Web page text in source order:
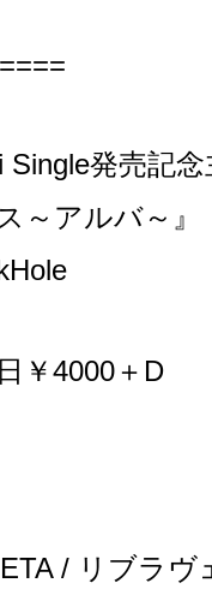
発売記念
～アルバ～』
￥4000＋D
/ リブラヴ